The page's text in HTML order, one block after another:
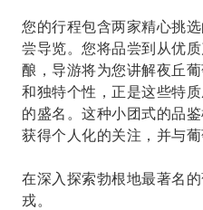
您的行程包含两家精心挑
尝导览。您将品尝到从优
酿，导游将为您讲解夜丘
和独特个性，正是这些特
的盛名。这种小团式的品
获得个人化的关注，并与
在深入探索勃根地最著名
戎。